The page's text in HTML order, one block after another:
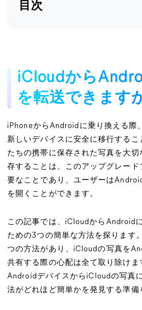
目次
iCloudから
を転送できます
iPhoneからAndroidに乗り換える際
新しいデバイスに安全に移行するこ
たちの携帯に保存された写真を大切
存することは、このアップグレード
要なことであり、ユーザーは
を開くことができます。
この記事では、iCloudからAndroid
ための3つの簡単な方法を探ります
つの方法があり、iCloudの写真を
共有する際の心配は全て取り除けま
AndroidデバイスからiCloudの写真
法がどれほど簡単かを発見する準備